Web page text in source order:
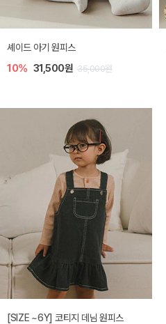
셰이드 아기 원피스
10% 31,500원 35,000원
[SIZE ~6Y] 코티지 데님 원피스